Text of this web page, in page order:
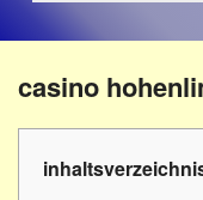
–
Beruf
Hilfsmittel
-
Reha-
Lehrer
casino